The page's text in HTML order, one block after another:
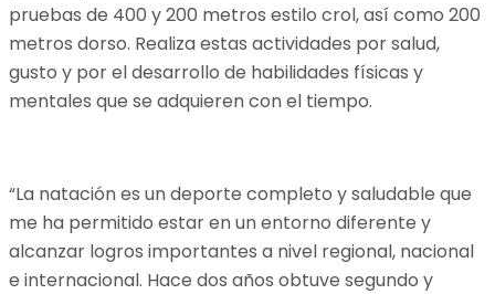
pruebas de 400 y 200 metros estilo crol, así como 200
metros dorso. Realiza estas actividades por salud,
gusto y por el desarrollo de habilidades físicas y
mentales que se adquieren con el tiempo.
“La natación es un deporte completo y saludable que
me ha permitido estar en un entorno diferente y
alcanzar logros importantes a nivel regional, nacional
e internacional. Hace dos años obtuve segundo y